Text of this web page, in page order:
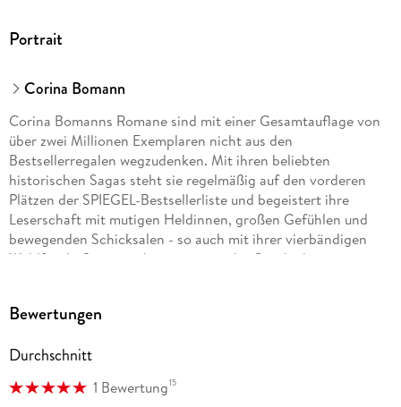
Portrait
Corina Bomann
Corina Bomanns Romane sind mit einer Gesamtauflage von
über zwei Millionen Exemplaren nicht aus den
Bestsellerregalen wegzudenken. Mit ihren beliebten
historischen Sagas steht sie regelmäßig auf den vorderen
Plätzen der SPIEGEL-Bestsellerliste und begeistert ihre
Leserschaft mit mutigen Heldinnen, großen Gefühlen und
bewegenden Schicksalen - so auch mit ihrer vierbändigen
Waldfriede-Saga um die ereignisreiche Geschichte eines
Bewertungen
Durchschnitt
1 Bewertung15